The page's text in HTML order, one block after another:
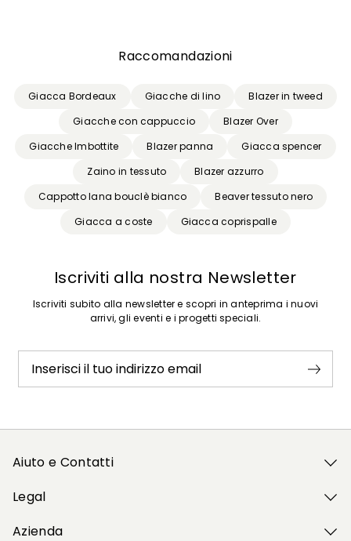
Raccomandazioni
Giacca Bordeaux Giacche di lino
Blazer in tweed
Giacche con cappuccio
Blazer Over
Giacche Imbottite
Blazer panna
Giacca spencer
Zaino in tessuto
Blazer azzurro
Cappotto lana bouclè bianco
Beaver tessuto nero
Giacca a coste
Giacca coprispalle
Iscriviti alla nostra Newsletter
Iscriviti subito alla newsletter e scopri in anteprima i nuovi
arrivi, gli eventi e i progetti speciali.
Inserisci il tuo indirizzo email
Aiuto e Contatti
Legal
Azienda